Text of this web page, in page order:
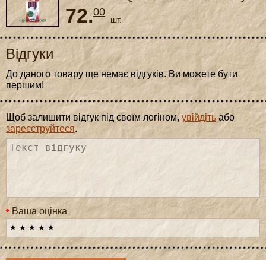
60g 12шт/пач 6пач/ящ
72.00
шт.
Відгуки
До даного товару ще немає відгуків. Ви можете бути
першим!
Щоб залишити відгук під своїм логіном, увійдіть або
зареєструйтеся.
Ваша оцінка